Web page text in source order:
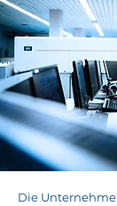
Die